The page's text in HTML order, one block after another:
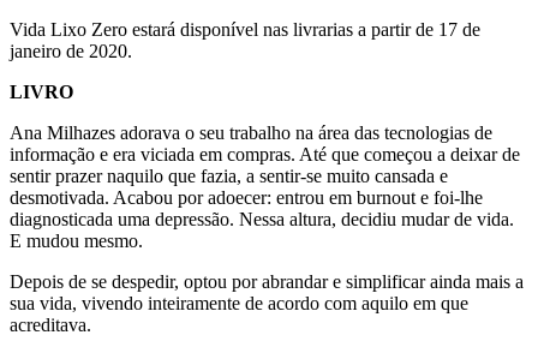
Vida Lixo Zero estará disponível nas livrarias a partir de 17 de
janeiro de 2020.
LIVRO
Ana Milhazes adorava o seu trabalho na área das tecnologias de
informação e era viciada em compras. Até que começou a deixar de
sentir prazer naquilo que fazia, a sentir-se muito cansada e
desmotivada. Acabou por adoecer: entrou em burnout e foi-lhe
diagnosticada uma depressão. Nessa altura, decidiu mudar de vida.
E mudou mesmo.
Depois de se despedir, optou por abrandar e simplificar ainda mais a
sua vida, vivendo inteiramente de acordo com aquilo em que
acreditava.